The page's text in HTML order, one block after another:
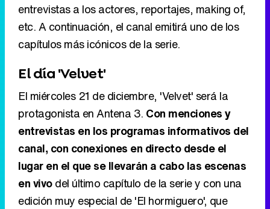
entrevistas a los actores, reportajes, making of,
etc. A continuación, el canal emitirá uno de los
capítulos más icónicos de la serie.
El día 'Velvet'
El miércoles 21 de diciembre, 'Velvet' será la
protagonista en Antena 3. Con menciones y
entrevistas en los programas informativos del
canal, con conexiones en directo desde el
lugar en el que se llevarán a cabo las escenas
en vivodel último capítulo de la serie y con una
edición muy especial de 'El hormiguero', que